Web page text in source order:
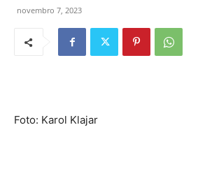
novembro 7, 2023
Foto: Karol Klajar